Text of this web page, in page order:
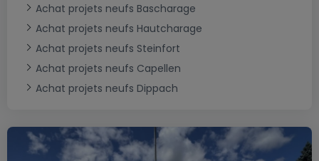
Achat projets neufs Bascharage
Achat projets neufs Hautcharage
Achat projets neufs Steinfort
Achat projets neufs Capellen
Achat projets neufs Dippach